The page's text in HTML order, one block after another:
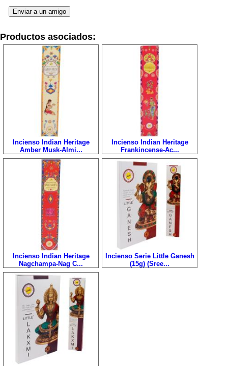
Productos asociados:
Incienso Indian Heritage
Amber Musk-Almi...
Incienso Indian Heritage
Frankincense-Ac...
Incienso Indian Heritage
Nagchampa-Nag C...
Incienso Serie Little Ganesh
(15g) (Sree...